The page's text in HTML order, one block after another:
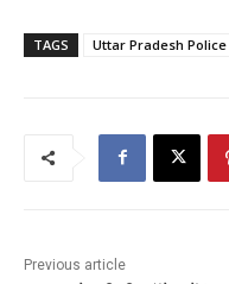
TAGS Uttar Pradesh Police
Previous article